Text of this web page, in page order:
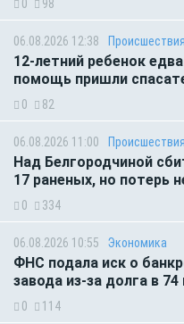
0 98
06.08.2026 12:38 Происшествия
12-летний ребенок
помощь пришли
0 82
06.08.2026 11:00 Происшествия
Над Белгородчиной
17 раненых, но потерь
0 334
06.08.2026 10:55 Экономика
ФНС подала иск о
завода из-за долга в
0 114